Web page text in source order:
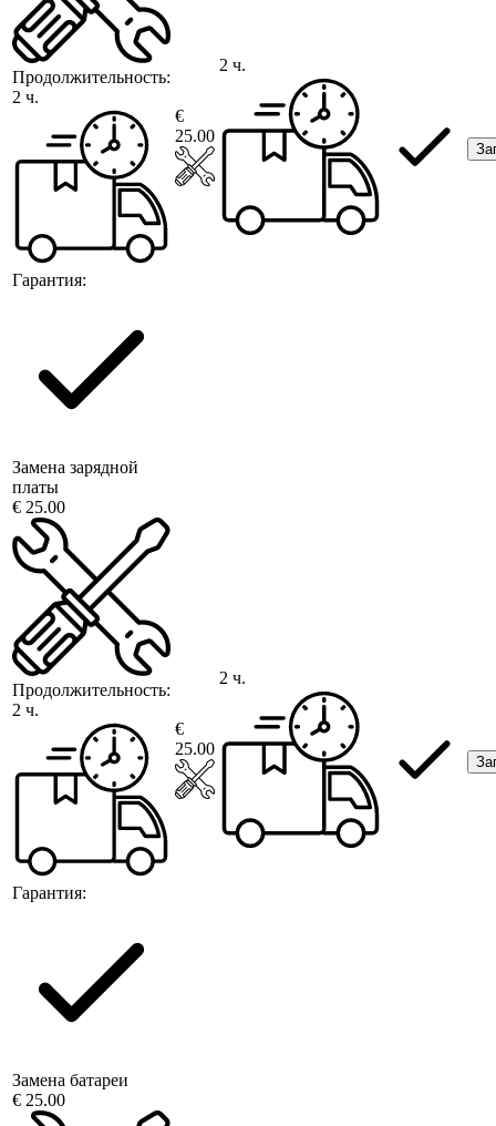
Продолжительность:
2 ч.
Гарантия:
€
25.00
2 ч.
Замена зарядной
платы
€ 25.00
Продолжительность:
2 ч.
Гарантия:
€
25.00
2 ч.
Замена батареи
€ 25.00